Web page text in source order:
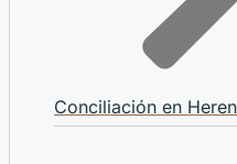
Conciliación en